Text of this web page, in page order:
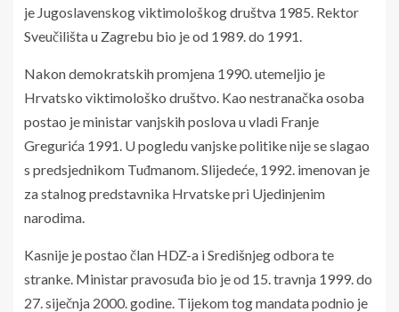
je Jugoslavenskog viktimološkog društva 1985. Rektor
Sveučilišta u Zagrebu bio je od 1989. do 1991.
Nakon demokratskih promjena 1990. utemeljio je
Hrvatsko viktimološko društvo. Kao nestranačka osoba
postao je ministar vanjskih poslova u vladi Franje
Gregurića 1991. U pogledu vanjske politike nije se slagao
s predsjednikom Tuđmanom. Slijedeće, 1992. imenovan je
za stalnog predstavnika Hrvatske pri Ujedinjenim
narodima.
Kasnije je postao član HDZ-a i Središnjeg odbora te
stranke. Ministar pravosuđa bio je od 15. travnja 1999. do
27. siječnja 2000. godine. Tijekom tog mandata podnio je